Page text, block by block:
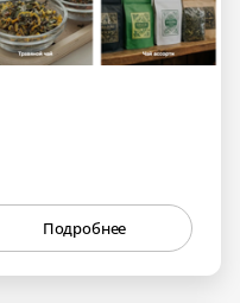
Подробнее